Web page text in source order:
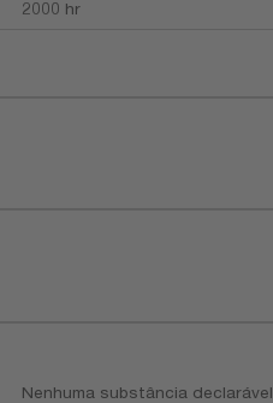
2000 hr
Nenhuma substância declarável